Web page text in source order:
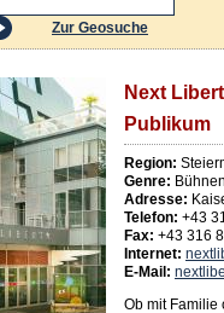
Zur Geosuche
Next
Publikum
Region:
Genre:
Adresse:
Telefon: +43
Fax: +43 316
Internet:
E-Mail:
Ob mit Familie